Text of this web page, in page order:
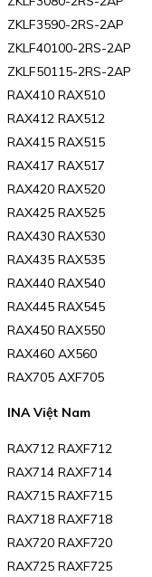
ZKLF3590-2RS-2AP
ZKLF40100-2RS-2AP
ZKLF50115-2RS-2AP
RAX410 RAX510
RAX412 RAX512
RAX415 RAX515
RAX417 RAX517
RAX420 RAX520
RAX425 RAX525
RAX430 RAX530
RAX435 RAX535
RAX440 RAX540
RAX445 RAX545
RAX450 RAX550
RAX460 AX560
RAX705 AXF705
INA Việt Nam
RAX712 RAXF712
RAX714 RAXF714
RAX715 RAXF715
RAX718 RAXF718
RAX720 RAXF720
RAX725 RAXF725